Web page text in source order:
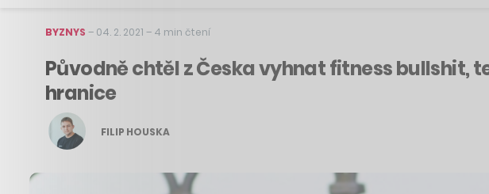
BYZNYS – 04. 2. 2021 – 4 min čtení
Původně chtěl z Česka vyhnat fitness bullshit,
hranice
FILIP HOUSKA